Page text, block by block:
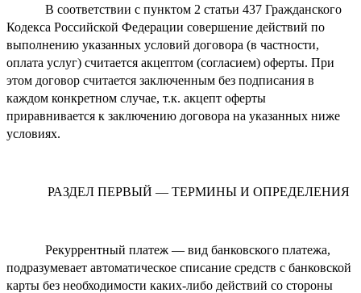
В соответствии с пунктом 2 статьи 437 Гражданского
Кодекса Российской Федерации совершение действий по
выполнению указанных условий договора (в частности,
оплата услуг) считается акцептом (согласием) оферты. При
этом договор считается заключенным без подписания в
каждом конкретном случае, т.к. акцепт оферты
приравнивается к заключению договора на указанных ниже
условиях.
РАЗДЕЛ ПЕРВЫЙ — ТЕРМИНЫ И ОПРЕДЕЛЕНИЯ
Рекуррентный платеж — вид банковского платежа,
подразумевает автоматическое списание средств с банковской
карты без необходимости каких-либо действий со стороны